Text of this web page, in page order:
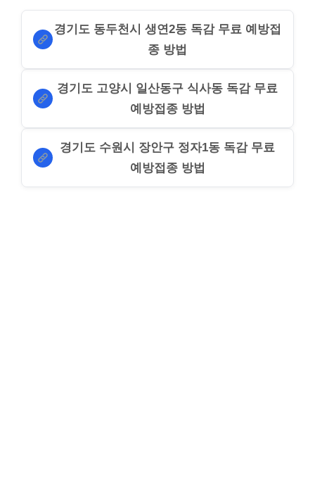
경기도 동두천시 생연2동 독감 무료 예방접
종 방법
경기도 고양시 일산동구 식사동 독감 무료
예방접종 방법
경기도 수원시 장안구 정자1동 독감 무료
예방접종 방법